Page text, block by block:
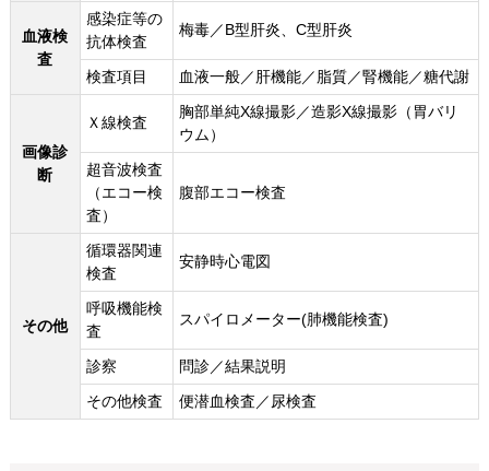
血液検
査
感染症等の
抗体検査
梅毒／B型肝炎、C型肝炎
検査項目 血液一般／肝機能／脂質／腎機能／糖代謝
画像診
断
Ｘ線検査
胸部単純X線撮影／造影X線撮影（胃バリ
ウム）
超音波検査
（エコー検
査）
腹部エコー検査
その他
循環器関連
検査
安静時心電図
呼吸機能検
査
スパイロメーター(肺機能検査)
診察
問診／結果説明
その他検査
便潜血検査／尿検査